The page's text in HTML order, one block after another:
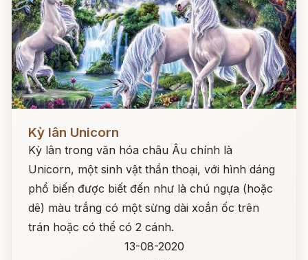
Kỳ lân Unicorn
Kỳ lân trong văn hóa châu Âu chính là
Unicorn, một sinh vật thần thoại, với hình dáng
phổ biến được biết đến như là chú ngựa (hoặc
dê) màu trắng có một sừng dài xoắn ốc trên
trán hoặc có thể có 2 cánh.
13-08-2020